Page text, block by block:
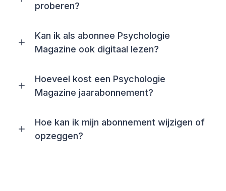
proberen?
Kan ik als abonnee Psychologie
Magazine ook digitaal lezen?
Hoeveel kost een Psychologie
Magazine jaarabonnement?
Hoe kan ik mijn abonnement wijzigen of
opzeggen?